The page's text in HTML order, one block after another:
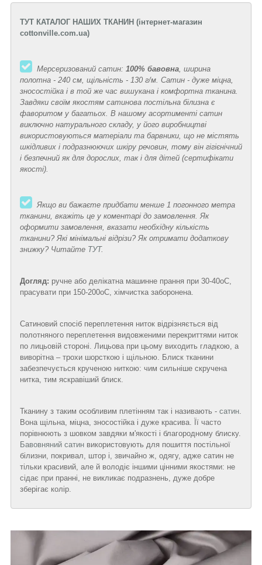
ТУТ КАТАЛОГ НАШИХ ТКАНИН (інтернет-магазин
cottonville.com.ua)
Мерсеризований сатин: 100% бавовна , ширина
полотна - 240 см, щільність - 130 г/м. Сатин - дуже міцна,
зносостійка і в той же час вишукана і комфортна тканина.
Завдяки своїм якостям сатинова постільна білизна є
фаворитом у багатьох. В нашому асортименті сатин
виключно натурального складу, у його виробництві
використовуються матеріали та барвники, що не містять
шкідливих і подразнюючих шкіру речовин, тому він гігієнічний
і безпечний як для дорослих, так і для дітей (сертифікати
якості).
Якщо ви бажаєте придбати менше 1 погонного метра
тканини, вкажіть це у коментарі до замовлення. Як
оформити замовлення, вказати необхідну кількість
тканини? Які мінімальні відрізи? Як отримати додаткову
знижку? Читайте ТУТ.
Догляд: ручне або делікатна машинне прання при 30-40оС,
прасувати при 150-200оС, хімчистка заборонена.
Сатиновий спосіб переплетення ниток відрізняється від
полотняного переплетення видовженими перекриттями ниток
по лицьовій стороні. Лицьова при цьому виходить гладкою, а
виворітна – трохи шорсткою і щільною. Блиск тканини
забезпечується крученою ниткою: чим сильніше скручена
нитка, тим яскравіший блиск.
Тканину з таким особливим плетінням так і називають - сатин
Вона щільна, міцна, зносостійка і дуже красива. Її часто
порівнюють з шовком завдяки м'якості і благородному блиску.
Бавовняний сатин використовують для пошиття постільної
білизни, покривал, штор і, звичайно ж, одягу, адже сатин не
тільки красивий, але й володіє іншими цінними якостями: не
сідає при пранні, не викликає подразнень, дуже добре
зберігає колір.